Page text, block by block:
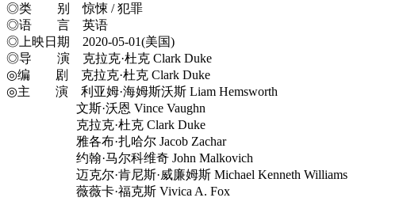
◎类 别 惊悚 / 犯罪
◎语 言 英语
◎上映日期 2020-05-01(美国)
◎导 演 克拉克·杜克 Clark Duke
◎编 剧 克拉克·杜克 Clark Duke
◎主 演 利亚姆·海姆斯沃斯 Liam Hemsworth
文斯·沃恩 Vince Vaughn
克拉克·杜克 Clark Duke
雅各布·扎哈尔 Jacob Zachar
约翰·马尔科维奇 John Malkovich
迈克尔·肯尼斯·威廉姆斯 Michael Kenneth Williams
薇薇卡·福克斯 Vivica A. Fox